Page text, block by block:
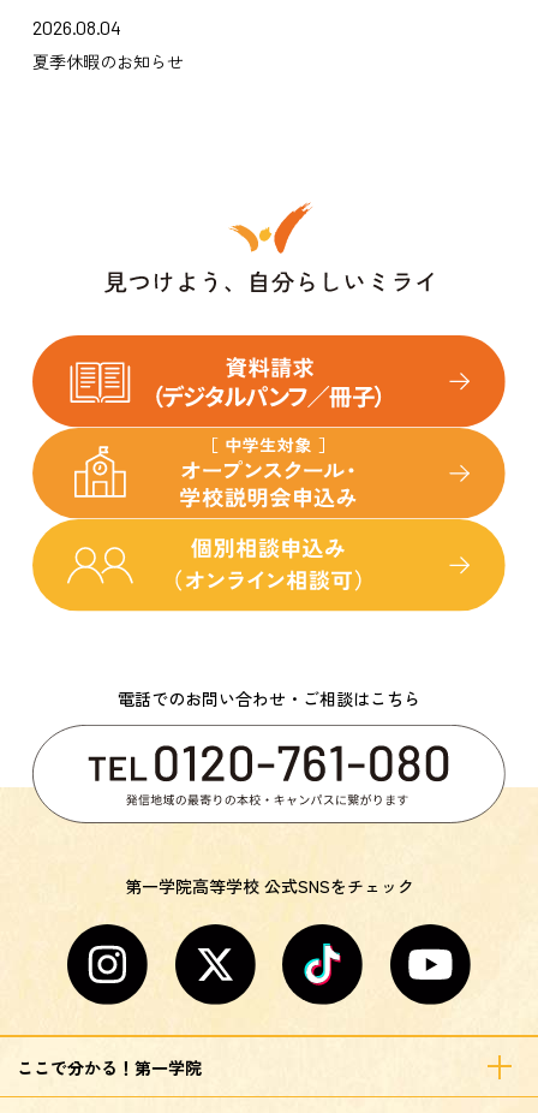
2026.08.04
夏季休暇のお知らせ
電話でのお問い合わせ・ご相談はこちら
第一学院高等学校 公式SNSをチェック
ここで分かる！第一学院